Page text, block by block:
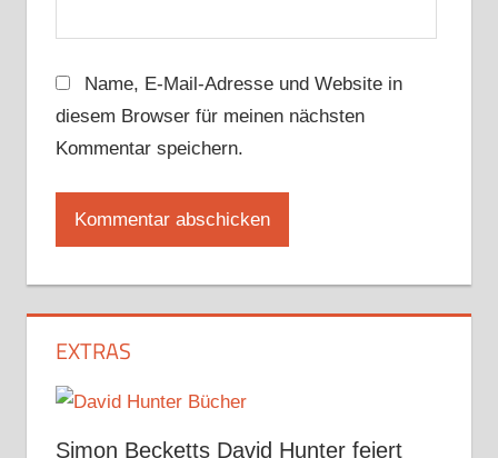
Name, E-Mail-Adresse und Website in
diesem Browser für meinen nächsten
Kommentar speichern.
EXTRAS
Simon Becketts David Hunter feiert